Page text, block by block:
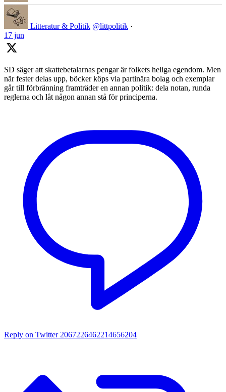
Litteratur & Politik @littpolitik ·
17 jun
SD säger att skattebetalarnas pengar är folkets heliga egendom. Men
när fester delas upp, böcker köps via partinära bolag och exemplar
går till förbränning framträder en annan politik: dela notan, runda
reglerna och låt någon annan stå för principerna.
Reply on Twitter 2067226462214656204